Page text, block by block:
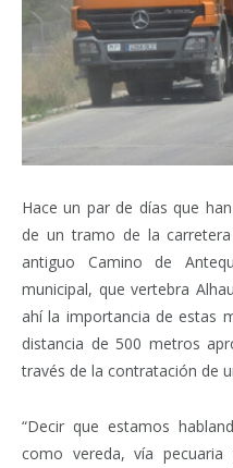
Hace un par de días que
de un tramo de la
antiguo Camino de
municipal, que vertebra
ahí la importancia de estas
distancia de 500 metros
través de la contratación de
“Decir que estamos
como vereda, vía